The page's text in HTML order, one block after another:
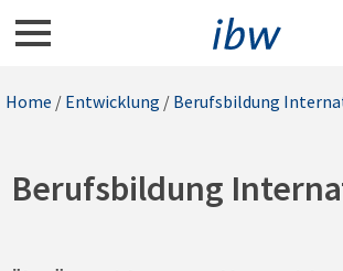
Home / Entwicklung / Berufsbildung
Berufsbildung